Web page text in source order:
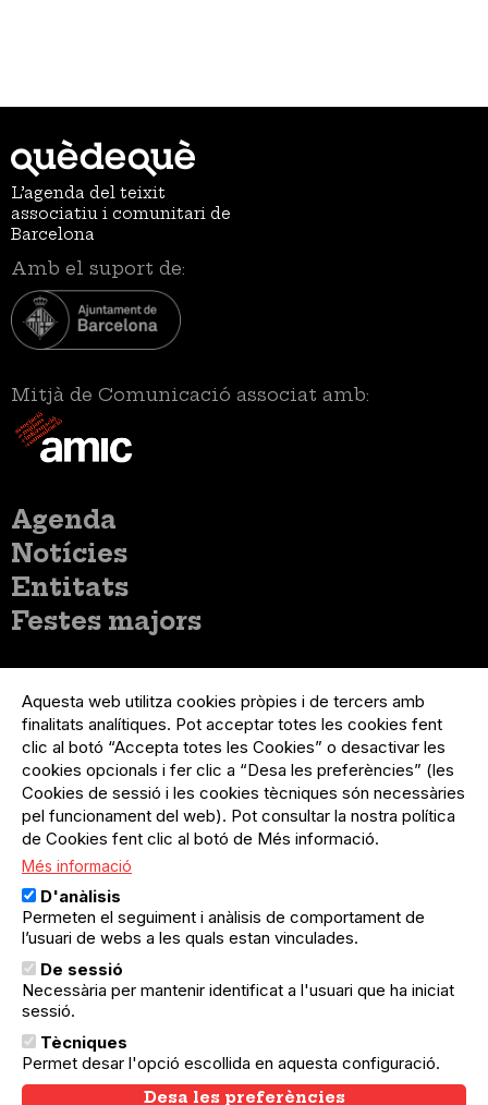
L’agenda del teixit
associatiu i comunitari de
Barcelona
Amb el suport de:
Mitjà de Comunicació associat amb:
Menú
principal
Agenda
Notícies
Entitats
Festes majors
del
compte
d'usuari
Menú
usuari
no
loggat
Registre organització
Menú
Peu
Sobre el projecte
Preguntes freqüents
Contacte
Menú
Legal
Política de privacitat
Avís legal
Política de cookies
El Quèdequè no es fa responsable de les activitats
programades; en són responsables els col·lectius
organitzadors.
© Quedequè, 2025
Aquesta web utilitza cookies pròpies i de tercers amb
finalitats analítiques. Pot acceptar totes les cookies fent
clic al botó “Accepta totes les Cookies” o desactivar les
cookies opcionals i fer clic a “Desa les preferències” (les
Cookies de sessió i les cookies tècniques són necessàries
pel funcionament del web). Pot consultar la nostra política
de Cookies fent clic al botó de Més informació.
Més informació
D'anàlisis
Permeten el seguiment i anàlisis de comportament de
l’usuari de webs a les quals estan vinculades.
De sessió
Necessària per mantenir identificat a l'usuari que ha iniciat
sessió.
Tècniques
Permet desar l'opció escollida en aquesta configuració.
Desa les preferències